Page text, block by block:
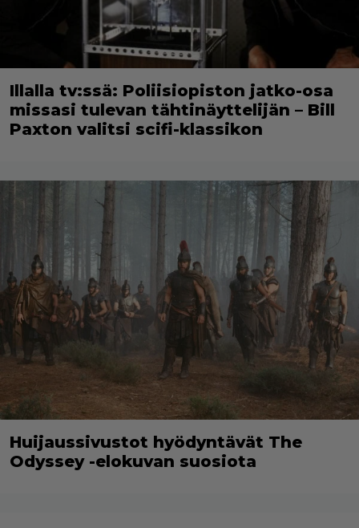
Illalla tv:ssä: Poliisiopiston jatko-osa
missasi tulevan tähtinäyttelijän – Bill
Paxton valitsi scifi-klassikon
Huijaussivustot hyödyntävät The
Odyssey -elokuvan suosiota